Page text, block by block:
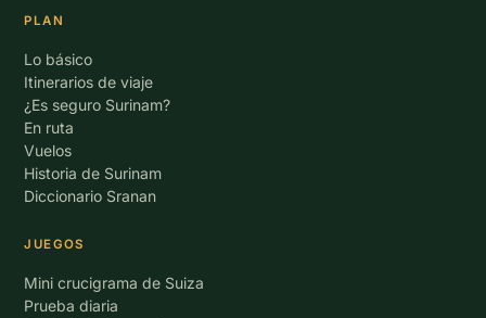
PLAN
Lo básico
Itinerarios de viaje
¿Es seguro Surinam?
En ruta
Vuelos
Historia de Surinam
Diccionario Sranan
JUEGOS
Mini crucigrama de Suiza
Prueba diaria